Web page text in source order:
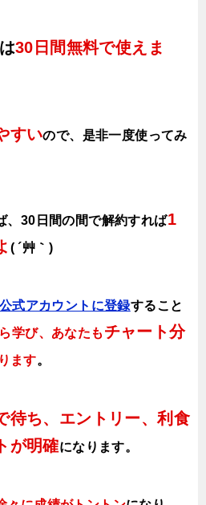
は30日間無料で使えま
すいので、 是非一度使ってみ
、30日間の間で解約すれば1
( ´艸｀)
式アカウントに登録すること
学び、あなたも チャート分
ます。
待ち、エントリー、利食
が明確になります。